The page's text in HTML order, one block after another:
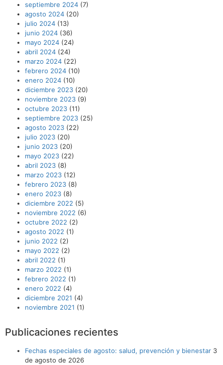
septiembre 2024 (7)
agosto 2024 (20)
julio 2024 (13)
junio 2024 (36)
mayo 2024 (24)
abril 2024 (24)
marzo 2024 (22)
febrero 2024 (10)
enero 2024 (10)
diciembre 2023 (20)
noviembre 2023 (9)
octubre 2023 (11)
septiembre 2023 (25)
agosto 2023 (22)
julio 2023 (20)
junio 2023 (20)
mayo 2023 (22)
abril 2023 (8)
marzo 2023 (12)
febrero 2023 (8)
enero 2023 (8)
diciembre 2022 (5)
noviembre 2022 (6)
octubre 2022 (2)
agosto 2022 (1)
junio 2022 (2)
mayo 2022 (2)
abril 2022 (1)
marzo 2022 (1)
febrero 2022 (1)
enero 2022 (4)
diciembre 2021 (4)
noviembre 2021 (1)
Publicaciones recientes
Fechas especiales de agosto: salud, prevención y bienestar 3
de agosto de 2026